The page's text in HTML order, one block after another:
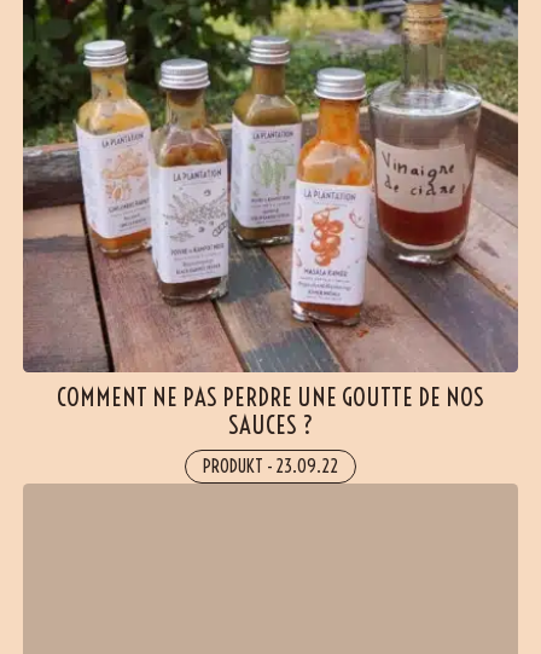
COMMENT NE PAS PERDRE UNE GOUTTE DE NOS
SAUCES ?
PRODUKT - 23.09.22